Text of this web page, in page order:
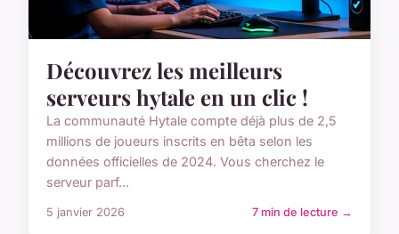
Découvrez les meilleurs
serveurs hytale en un clic !
La communauté Hytale compte déjà plus de 2,5
millions de joueurs inscrits en bêta selon les
données officielles de 2024. Vous cherchez le
serveur parf...
5 janvier 2026 7 min de lecture →